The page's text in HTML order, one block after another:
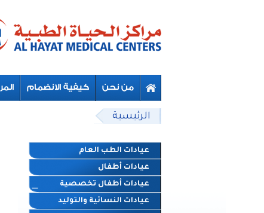
Beyond Designs You are here
الرئيسية
عيادات الطب العام
عيادات أطفال
عيادات أطفال تخصصية
عيادات النسائية والتوليد